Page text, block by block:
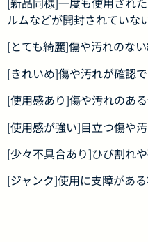
ルムなどが開封されていな
[とても綺麗]傷や汚れのな
[きれいめ]傷や汚れが確認
[使用感あり]傷や汚れのあ
[使用感が強い]目立つ傷や
[少々不具合あり]ひび割れ
[ジャンク]使用に支障があ